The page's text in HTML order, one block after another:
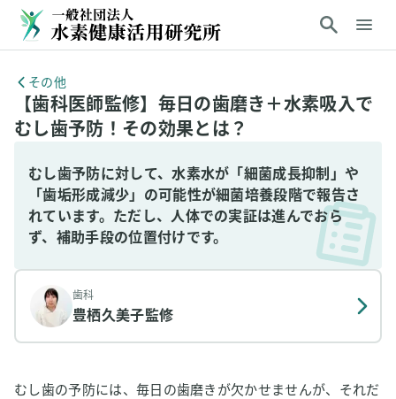
その他
【歯科医師監修】毎日の歯磨き＋水素吸入で
むし歯予防！その効果とは？
むし歯予防に対して、水素水が「細菌成長抑制」や
「歯垢形成減少」の可能性が細菌培養段階で報告さ
れています。ただし、人体での実証は進んでおら
ず、補助手段の位置付けです。
歯科
豊栖久美子監修
むし歯の予防には、毎日の歯磨きが欠かせませんが、それだ